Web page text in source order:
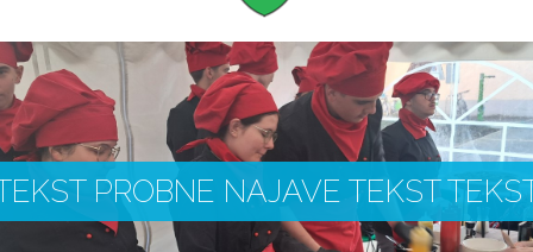
PROBNE NAJAVE TEKST